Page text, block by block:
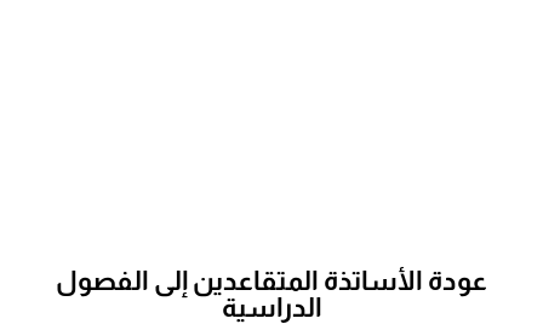
عودة الأساتذة المتقاعدين إلى الفصول
الدراسية